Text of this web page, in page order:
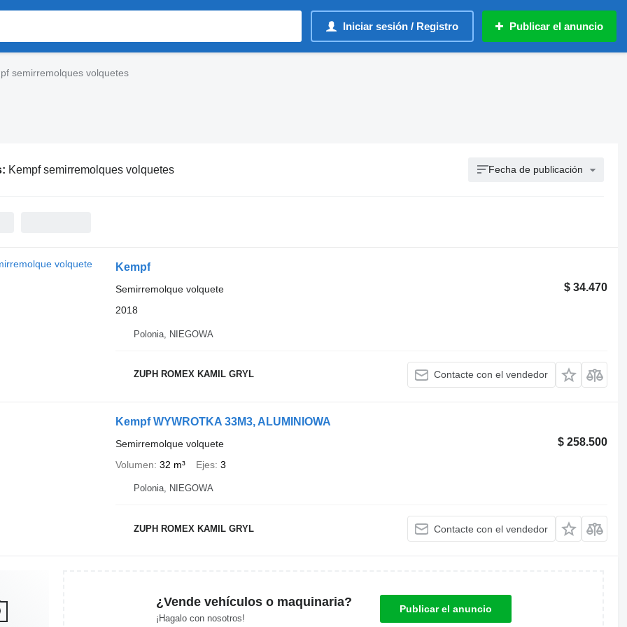
Iniciar sesión / Registro Publicar el anuncio
semirremolques volquetes
Kempf semirremolques volquetes Fecha de publicación
Kempf
$ 34.470
Semirremolque volquete
2018
Polonia, NIEGOWA
ZUPH ROMEX KAMIL GRYL Contacte con el vendedor
Kempf WYWROTKA 33M3, ALUMINIOWA
$ 258.500
Semirremolque volquete
Volumen 32 m³ Ejes 3
Polonia, NIEGOWA
ZUPH ROMEX KAMIL GRYL Contacte con el vendedor
¿Vende vehículos o maquinaria?
¡Hagalo con nosotros!
Publicar el anuncio